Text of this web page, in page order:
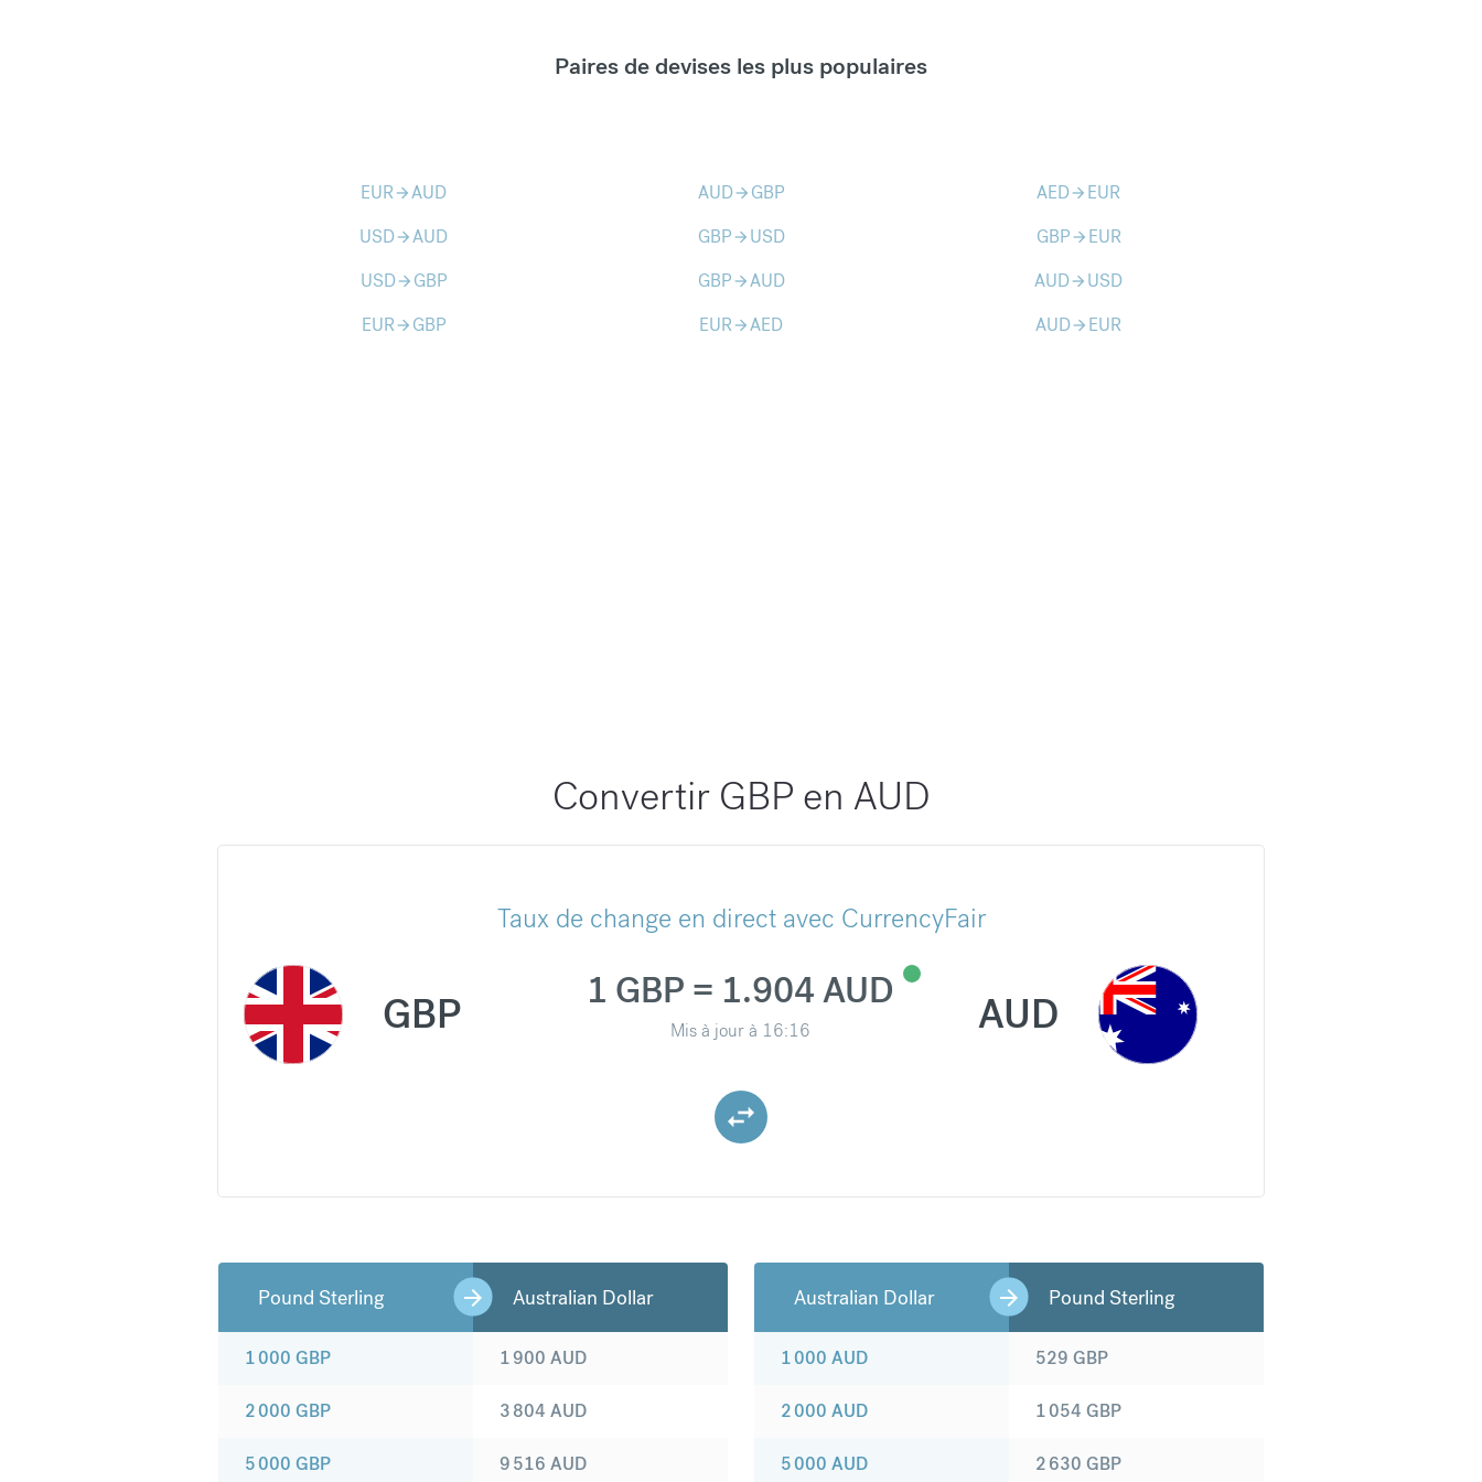
Paires de devises les plus populaires
EURarrow_forwardAUD AUDarrow_forward GBP AEDarrow_forward EUR
USDarrow_forwardAUD GBParrow_forward USD GBParrow_forward EUR
USDarrow_forward GBP GBParrow_forwardAUD AUDarrow_forward USD
EURarrow_forward GBP EURarrow_forwardAED AUDarrow_forward EUR
Convertir GBP en AUD
Taux de change en direct avec CurrencyFair
GBP 1 GBP = 1.904 AUD
Mis à jour à 16:16 AUD
Pound Sterling Australian Dollar
1 000 GBP
2 000 GBP
5 000 GBP
1 900 AUD
3 804 AUD
9 516 AUD
Australian Dollar Pound Sterling
1 000 AUD
2 000 AUD
5 000 AUD
529 GBP
1 054 GBP
2 630 GBP